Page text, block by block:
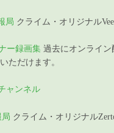
局 クライム・オリジナル
ー録画集 過去にオンライン
ただけます。
ャンネル
局 クライム・オリジナル